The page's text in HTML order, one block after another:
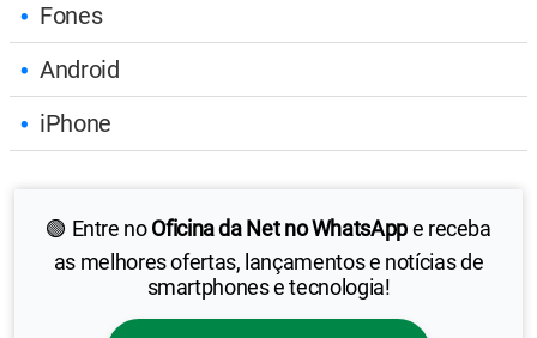
Fones
Android
iPhone
🟢 Entre noOficina da Net no WhatsAppe receba
as melhores ofertas, lançamentos e notícias de
smartphones e tecnologia!